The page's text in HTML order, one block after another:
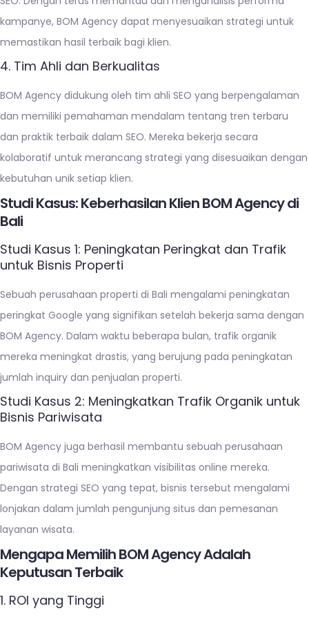
kampanye, BOM Agency dapat menyesuaikan strategi untuk
memastikan hasil terbaik bagi klien.
4. Tim Ahli dan Berkualitas
BOM Agency didukung oleh tim ahli SEO yang berpengalaman
dan memiliki pemahaman mendalam tentang tren terbaru
dan praktik terbaik dalam SEO. Mereka bekerja secara
kolaboratif untuk merancang strategi yang disesuaikan dengan
kebutuhan unik setiap klien.
Studi Kasus: Keberhasilan Klien BOM Agency di
Bali
Studi Kasus 1: Peningkatan Peringkat dan Trafik
untuk Bisnis Properti
Sebuah perusahaan properti di Bali mengalami peningkatan
peringkat Google yang signifikan setelah bekerja sama dengan
BOM Agency. Dalam waktu beberapa bulan, trafik organik
mereka meningkat drastis, yang berujung pada peningkatan
jumlah inquiry dan penjualan properti.
Studi Kasus 2: Meningkatkan Trafik Organik untuk
Bisnis Pariwisata
BOM Agency juga berhasil membantu sebuah perusahaan
pariwisata di Bali meningkatkan visibilitas online mereka.
Dengan strategi SEO yang tepat, bisnis tersebut mengalami
lonjakan dalam jumlah pengunjung situs dan pemesanan
layanan wisata.
Mengapa Memilih BOM Agency Adalah
Keputusan Terbaik
1. ROI yang Tinggi